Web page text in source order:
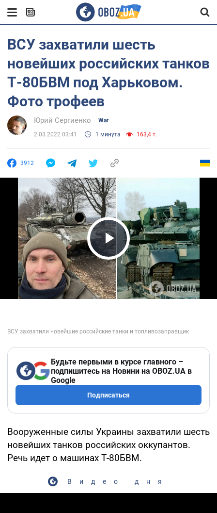
ВСУ захватили шесть
новейших российских танков
Т-80БВМ под Харьковом.
Фото трофеев
Юрий Сергиенко War
2.03.2022 03:41 1 минута 163,4 т.
3912
Play Video
Будьте первыми в курсе главного –
подпишитесь на Новини на OBOZ.UA в
Google
Подписаться
Вооруженные силы Украины захватили шесть
новейших танков российских оккупантов.
Речь идет о машинах Т-80БВМ.
Видео дня